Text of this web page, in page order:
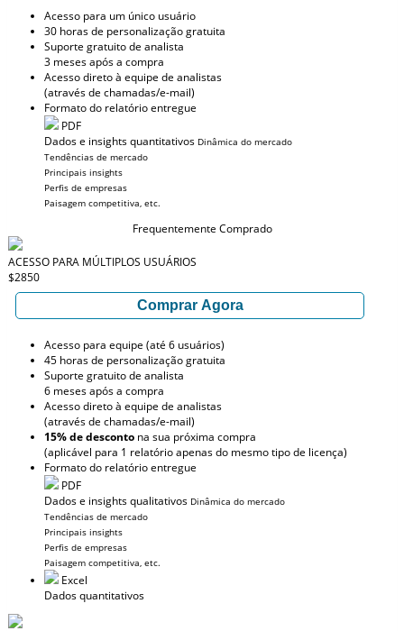
Acesso para um único usuário
30 horas de personalização gratuita
Suporte gratuito de analista
3 meses após a compra
Acesso direto à equipe de analistas
(através de chamadas/e-mail)
Formato do relatório entregue
PDF
Dados e insights quantitativos Dinâmica do mercado
Tendências de mercado
Principais insights
Perfis de empresas
Paisagem competitiva, etc.
Frequentemente Comprado
ACESSO PARA MÚLTIPLOS USUÁRIOS
$2850
Comprar Agora
Acesso para equipe (até 6 usuários)
45 horas de personalização gratuita
Suporte gratuito de analista
6 meses após a compra
Acesso direto à equipe de analistas
(através de chamadas/e-mail)
15% de desconto na sua próxima compra
(aplicável para 1 relatório apenas do mesmo tipo de licença)
Formato do relatório entregue
PDF
Dados e insights qualitativos Dinâmica do mercado
Tendências de mercado
Principais insights
Perfis de empresas
Paisagem competitiva, etc.
Excel
Dados quantitativos